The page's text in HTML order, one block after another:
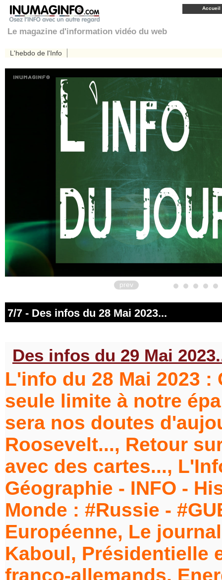
Accueil
Le magazine d'information vidéo du web
L'hebdo de l'Info
prev
7/7 - Des infos du 28 Mai 2023...
Des infos du 29 Mai
L'info du 28 Mai 2023
seule limite à notre
sera nos doutes
Roosevelt..., Retour
avec des cartes...,
Géographie - INFO -
Monde : #Russie -
Européenne, Le
Kaboul, Présidentielle
franco-allemands,